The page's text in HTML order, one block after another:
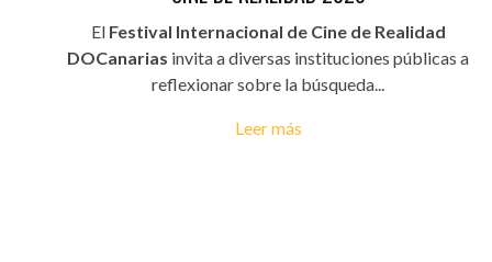
El Festival Internacional de Cine de Realidad
DOCanarias invita a diversas instituciones públicas a
reflexionar sobre la búsqueda...
Leer más